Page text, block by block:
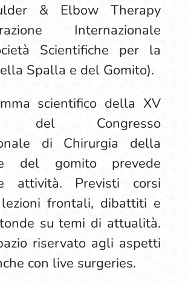
& Elbow Therapy
Internazionale
Scientifiche per la
Spalla e del Gomito).
scientifico della XV
del Congresso
di Chirurgia della
del gomito prevede
attività. Previsti corsi
frontali, dibattiti e
su temi di attualità.
riservato agli aspetti
con live surgeries.